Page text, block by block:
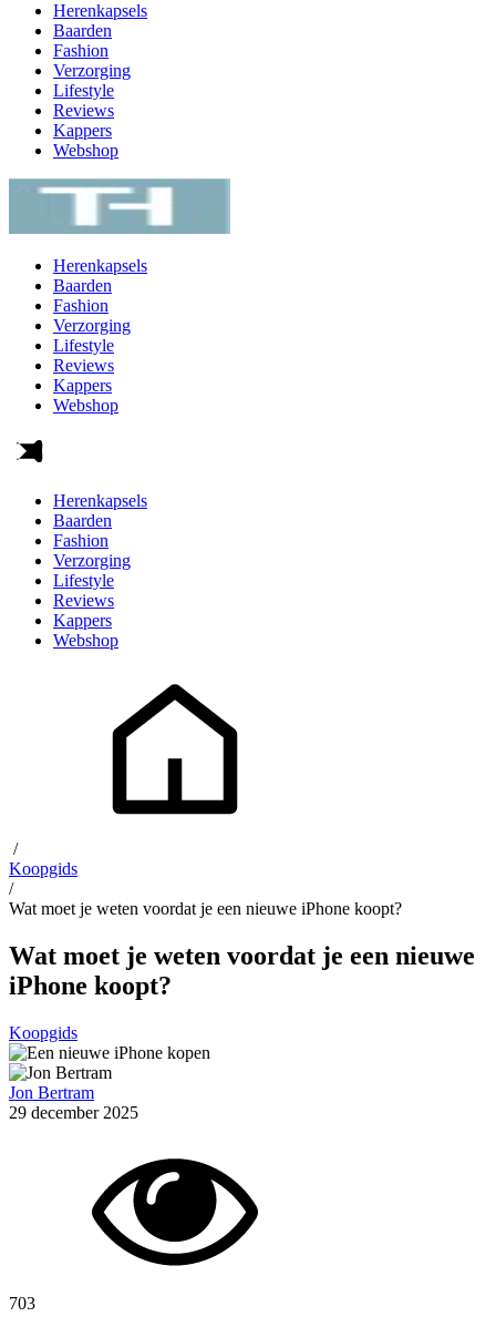
Herenkapsels
Baarden
Fashion
Verzorging
Lifestyle
Reviews
Kappers
Webshop
Herenkapsels
Baarden
Fashion
Verzorging
Lifestyle
Reviews
Kappers
Webshop
Herenkapsels
Baarden
Fashion
Verzorging
Lifestyle
Reviews
Kappers
Webshop
/
Koopgids
/
Wat moet je weten voordat je een nieuwe iPhone koopt?
Wat moet je weten voordat je een nieuwe
iPhone koopt?
Koopgids
Jon Bertram
29 december 2025
703